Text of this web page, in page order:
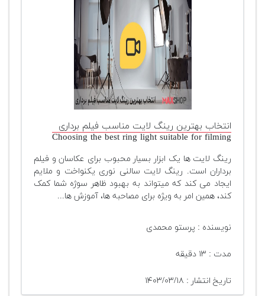
انتخاب بهترین رینگ لایت مناسب فیلم برداری
Choosing the best ring light suitable for filming
رینگ لایت ها یک ابزار بسیار محبوب برای عکاسان و فیلم
برداران است. رینگ لایت سالنی نوری یکنواخت و ملایم
ایجاد می کند که میتواند به بهبود ظاهر سوژه شما کمک
کند، همین امر به ویژه برای مصاحبه ها، آموزش ها...
نویسنده : پرستو محمدی
مدت : ۱۳ دقیقه
تاریخ انتشار : ۱۴۰۳/۰۳/۱۸